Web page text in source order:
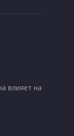
влияет на